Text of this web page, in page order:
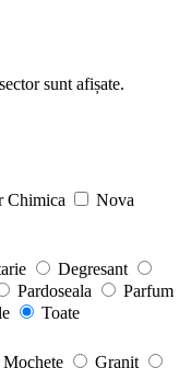
sunt afișate.
Chimica
Nova
Degresant
Pardoseala
Parfum
Toate
Granit